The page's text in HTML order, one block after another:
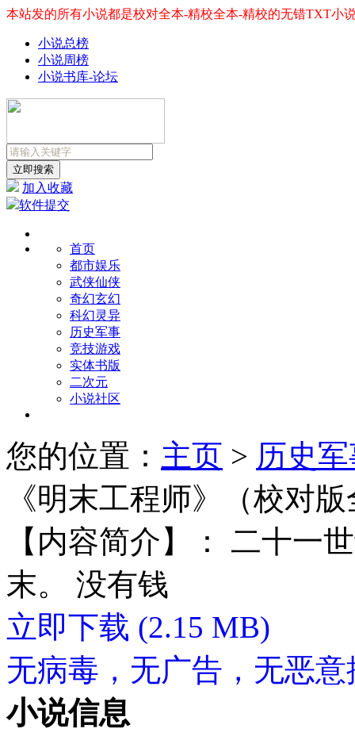
本站发的所有小说都是校对全本-精校全本-精校的无错TXT小
小说总榜
小说周榜
小说书库-论坛
加入收藏
软件提交
首页
都市娱乐
武侠仙侠
奇幻玄幻
科幻灵异
历史军事
竞技游戏
实体书版
二次元
小说社区
您的位置： 主页 > 历史
《明末工程师》（校对
【内容简介】： 二十一
末。 没有钱
立即下载 (2.15 MB)
无病毒，无广告，无恶意
小说信息